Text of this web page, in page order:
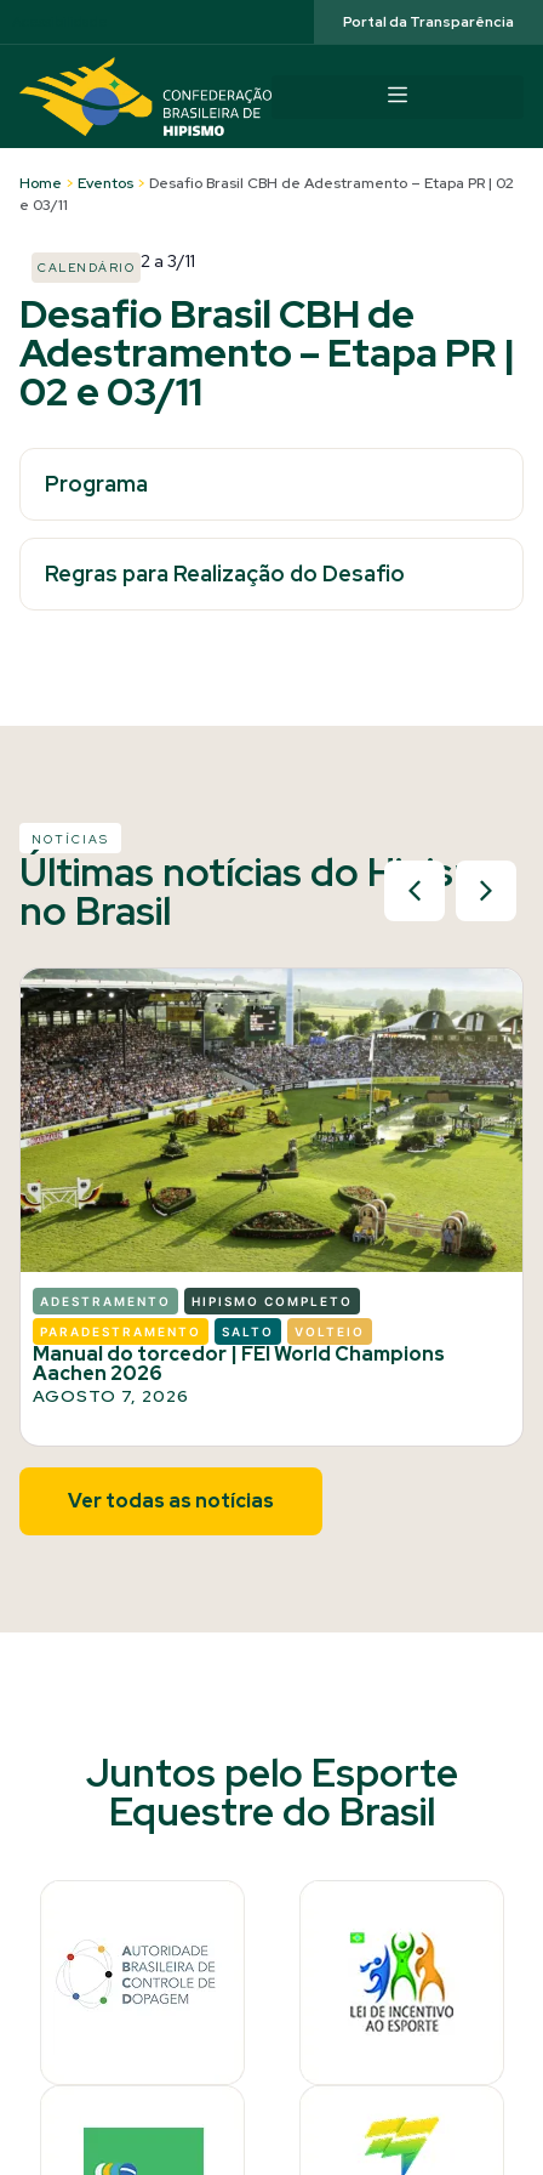
Portal da Transparência
Home > Eventos > Desafio Brasil CBH de Adestramento – Etapa PR | 02
e 03/11
CALENDÁRIO 2 a 3/11
Desafio Brasil CBH de
Adestramento – Etapa PR |
02 e 03/11
Programa
Regras para Realização do Desafio
NOTÍCIAS
Últimas notícias do Hipismo
no Brasil
ADESTRAMENTO HIPISMO COMPLETO
PARADESTRAMENTO SALTO VOLTEIO
Manual do torcedor | FEI World Champions
Aachen 2026
AGOSTO 7, 2026
Ver todas as notícias
Juntos pelo Esporte
Equestre do Brasil​